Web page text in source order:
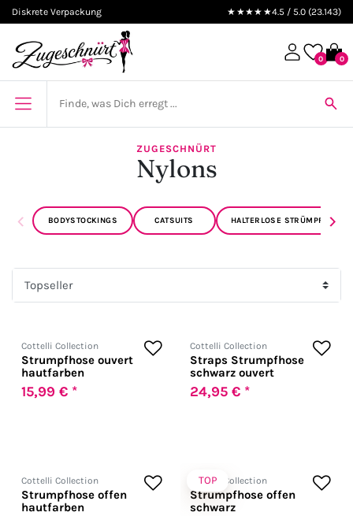
Diskrete Verpackung ★★★★★4.5 / 5.0 (23.143)
0 0
ZUGESCHNÜRT
Nylons
‹ BODYSTOCKINGS CATSUITS HALTERLOSE STRÜMPFE ›
Cottelli Collection
Strumpfhose ouvert
hautfarben
15,99 € *
Cottelli Collection
Straps Strumpfhose
schwarz ouvert
24,95 € *
Cottelli Collection
Strumpfhose offen
hautfarben
TOP
Cottelli Collection
Strumpfhose offen
schwarz